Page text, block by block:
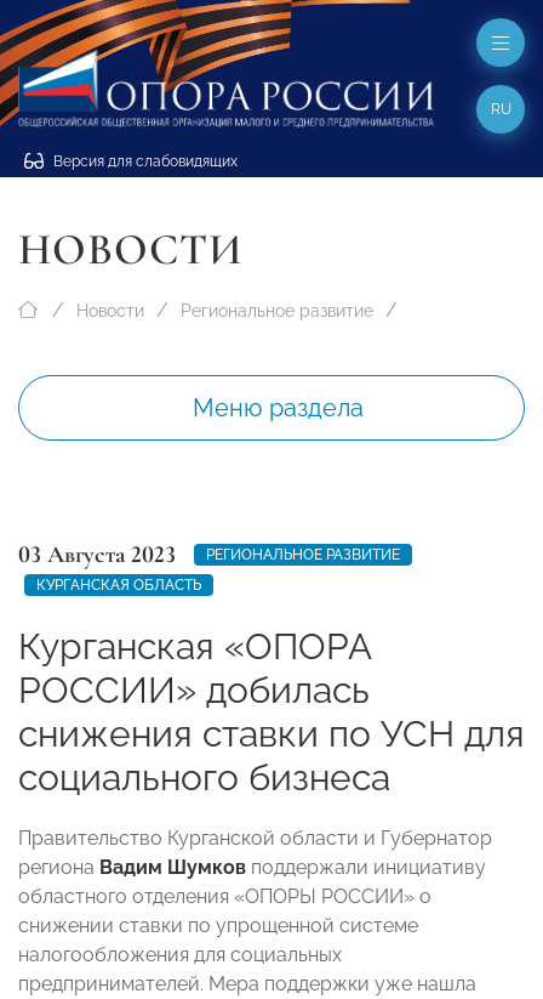
Версия для слабовидящих
RU
НОВОСТИ
Новости Региональное развитие
Меню раздела
03 Августа 2023
РЕГИОНАЛЬНОЕ РАЗВИТИЕ
КУРГАНСКАЯ ОБЛАСТЬ
Курганская «ОПОРА
РОССИИ» добилась
снижения ставки по УСН для
социального бизнеса
Правительство Курганской области и Губернатор
региона Вадим Шумков поддержали инициативу
областного отделения «ОПОРЫ РОССИИ» о
снижении ставки по упрощенной системе
налогообложения для социальных
предпринимателей. Мера поддержки уже нашла